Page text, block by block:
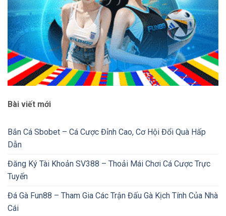
Bài viết mới
Bắn Cá Sbobet – Cá Cược Đỉnh Cao, Cơ Hội Đổi Quà Hấp
Dẫn
Đăng Ký Tài Khoản SV388 – Thoải Mái Chơi Cá Cược Trực
Tuyến
Đá Gà Fun88 – Tham Gia Các Trận Đấu Gà Kịch Tính Của Nhà
Cái